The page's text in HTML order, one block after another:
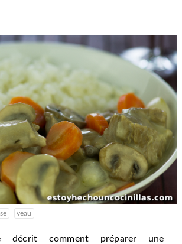
veau
décrit comment préparer une